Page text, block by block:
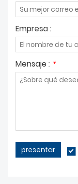
Empresa :
Mensaje : *
presentar